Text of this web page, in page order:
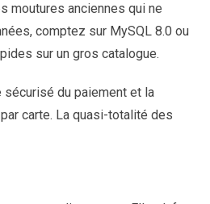
moutures anciennes qui ne
comptez sur MySQL 8.0 ou
sur un gros catalogue.
sécurisé du paiement et la
carte. La quasi-totalité des